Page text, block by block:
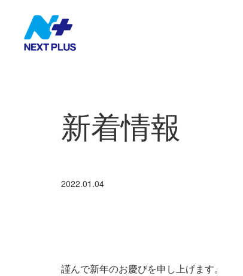
新着情報
2022.01.04
謹んで新年のお慶びを申し上げます。